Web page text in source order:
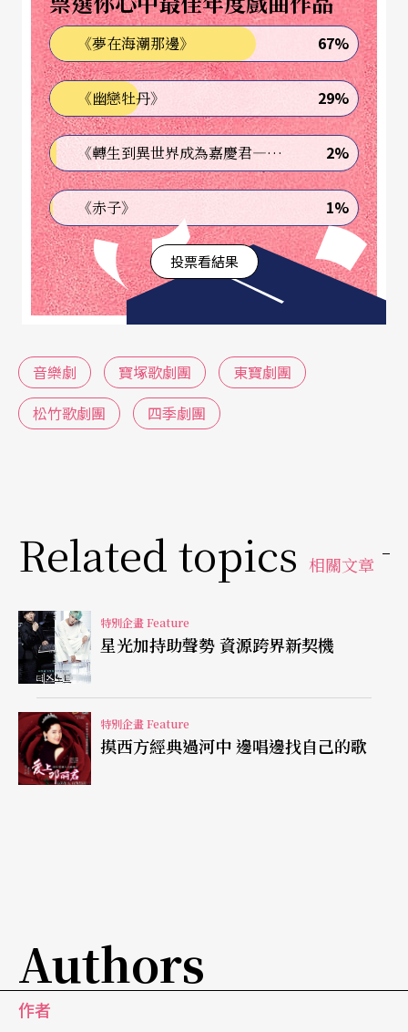
一九年改稱為寶塚少女歌劇團（現寶塚歌劇團的前
身），寶塚的成功造就了「少女歌劇」的風潮，各
地都有少女歌劇團興起，其中一九二二年成立的大
阪松竹少女歌劇團（現為OSK日本歌劇團）與松竹
歌劇團
（簡稱SKD）並稱為日本三大少女歌劇團，
一時之間百家爭鳴的少女歌劇團也因戰爭開始凋
零，戰後幾乎僅剩三大少女歌劇團留存。隨著時代
變遷，三大歌劇團也面臨觀眾流失經營困難的局
面，一九七四年寶塚推出由暢銷漫畫改編的新作品
《凡爾賽玫瑰》，不但成為轟動全國的賣座經典，
迎接了一百周年的到來。但是OSK日本歌劇團與松
竹歌劇團則沒有如此順遂，OSK歷經數次贊助企業
團，於是在一九九六年解散，結束了「西寶塚、東
松竹」的時代。
第二次世界大戰結束後，帝國劇場的社長秦豐吉開
始製作日本本土音樂劇，與帝國劇場淵源甚深的東
寶則在一九五六年推出由電影改編的《恋すれど恋
すれど物語》，東寶起用了知名劇作家菊田一夫，
再加上作曲家古關裕而，兩人聯手開拓了日本音樂
劇的荒土，培養了能歌善舞的演員與工作人員，為
續解禁，大量的美國歌舞片引進日本，一九六二年
上演的歌舞片《西城故事》成為賣座電影，促成百
老匯班底於一九六四年赴日公演，給當時的日本帶
《夢在海潮那邊》 67%
《幽戀牡丹》 29%
《轉生到異世界成為嘉慶君—發現我的祖先是詐騙集團!?》 2%
《赤子》 1%
投票看結果
音樂劇 寶塚歌劇團
東寶劇團
松竹歌劇團
四季劇團
Related topics 相關文章
特別企畫 Feature
星光加持助聲勢 資源跨界新契機
特別企畫 Feature
摸西方經典過河中 邊唱邊找自己的歌
Authors
作者